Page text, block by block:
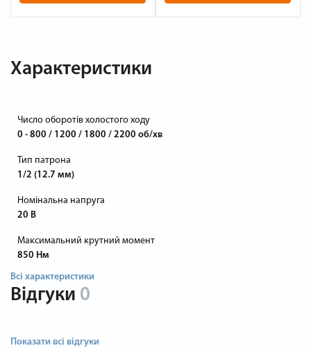
Характеристики
Число оборотів холостого ходу
0 - 800 / 1200 / 1800 / 2200 об/хв
Тип патрона
1/2 (12.7 мм)
Номінальна напруга
20 В
Максимальний крутний момент
850 Нм
Всі характеристики
Відгуки 0
Показати всі відгуки